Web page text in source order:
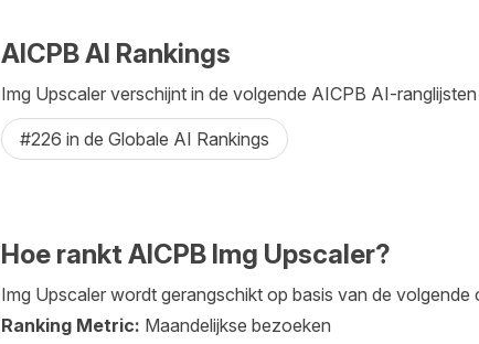
AICPB AI Rankings
Img Upscaler verschijnt in de volgende AICPB AI-
#226 in de Globale AI Rankings
Hoe rankt AICPB Img Upscaler?
Img Upscaler wordt gerangschikt op basis van de volgende
Ranking Metric: Maandelijkse bezoeken